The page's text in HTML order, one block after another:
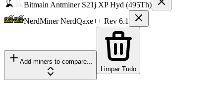
Bitmain Antminer S21j XP Hyd (495Th)
NerdMiner NerdQaxe++ Rev 6.1
Add miners to compare...
Limpar Tudo